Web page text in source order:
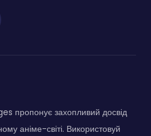
пропонує захопливий досвід
аніме-світі. Використовуй